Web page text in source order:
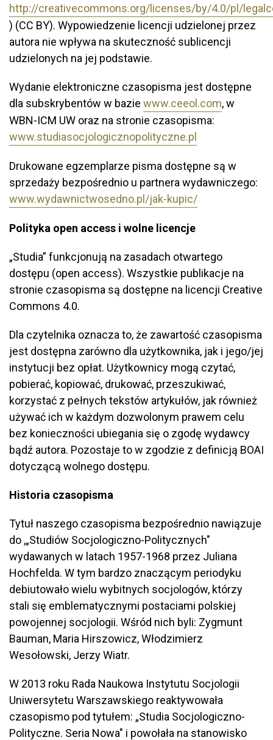
http://creativecommons.org/licenses/by/4.0/pl/
) (CC BY). Wypowiedzenie licencji udzielonej przez
autora nie wpływa na skuteczność sublicencji
udzielonych na jej podstawie.
Wydanie elektroniczne czasopisma jest dostępne
dla subskrybentów w bazie www.ceeol.com, w
WBN-ICM UW oraz na stronie czasopisma:
www.studiasocjologicznopolityczne.pl
Drukowane egzemplarze pisma dostępne są w
sprzedaży bezpośrednio u partnera wydawniczego:
www.wydawnictwosedno.pl/jak-kupic/
Polityka open access i wolne licencje
„Studia” funkcjonują na zasadach otwartego
dostępu (open access). Wszystkie publikacje na
stronie czasopisma są dostępne na licencji Creative
Commons 4.0.
Dla czytelnika oznacza to, że zawartość czasopisma
jest dostępna zarówno dla użytkownika, jak i jego/jej
instytucji bez opłat. Użytkownicy mogą czytać,
pobierać, kopiować, drukować, przeszukiwać,
korzystać z pełnych tekstów artykułów, jak również
używać ich w każdym dozwolonym prawem celu
bez konieczności ubiegania się o zgodę wydawcy
bądź autora. Pozostaje to w zgodzie z definicją BOAI
dotyczącą wolnego dostępu.
Historia czasopisma
Tytuł naszego czasopisma bezpośrednio nawiązuje
do ,„Studiów Socjologiczno-Politycznych"
wydawanych w latach 1957-1968 przez Juliana
Hochfelda. W tym bardzo znaczącym periodyku
debiutowało wielu wybitnych socjologów, którzy
stali się emblematycznymi postaciami polskiej
powojennej socjologii. Wśród nich byli: Zygmunt
Bauman, Maria Hirszowicz, Włodzimierz
Wesołowski, Jerzy Wiatr.
W 2013 roku Rada Naukowa Instytutu Socjologii
Uniwersytetu Warszawskiego reaktywowała
czasopismo pod tytułem: „Studia Socjologiczno-
Polityczne. Seria Nowa" i powołała na stanowisko